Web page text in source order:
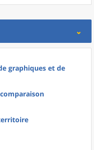
graphiques et de